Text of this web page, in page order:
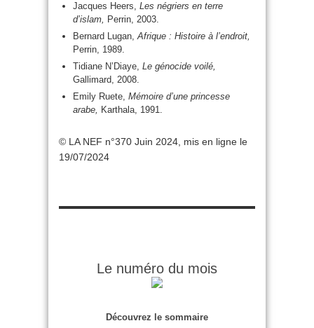
Jacques Heers, Les négriers en terre
d’islam, Perrin, 2003.
Bernard Lugan,Afrique : Histoire à l’endroit,
Perrin, 1989.
Tidiane N’Diaye, Le génocide voilé,
Gallimard, 2008.
Emily Ruete, Mémoire d’une princesse
arabe, Karthala, 1991.
© LA NEF n°370 Juin 2024, mis en ligne le
19/07/2024
Le numéro du mois
Découvrez le sommaire